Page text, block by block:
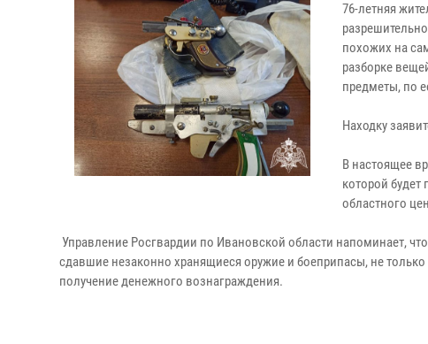
76-летняя
похожих на
разборке
предметы, по
Находку
В настоящее
которой
областного
Управление Росгвардии по Ивановской области напоминает,
сдавшие незаконно хранящиеся оружие и боеприпасы, не
получение денежного вознаграждения.